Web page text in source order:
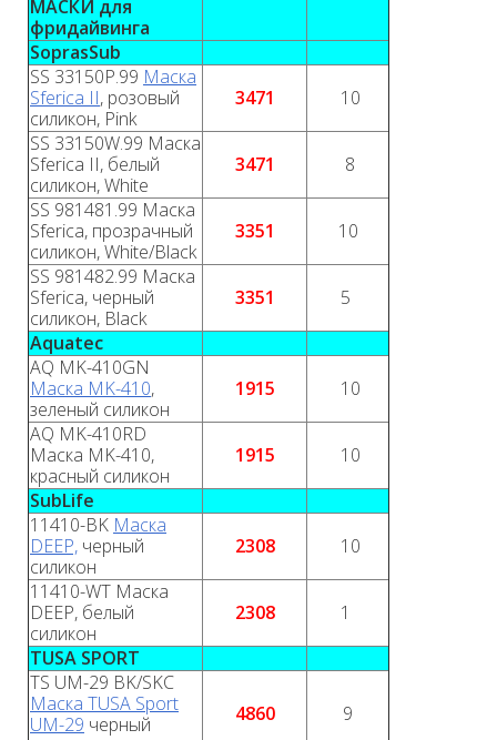
МАСКИ для
фридайвинга
SoprasSub
SS 33150P.99 Маска
Sferica II, розовый
силикон, Pink
3471
10
SS 33150W.99 Маска
Sferica II, белый
силикон, White
3471
8
SS 981481.99 Маска
Sferica, прозрачный
силикон, White/Black
3351
10
SS 981482.99 Маска
Sferica, черный
силикон, Black
3351
5
Aquatec
AQ MK-410GN
Маска MK-410,
зеленый силикон
1915
10
AQ MK-410RD
Маска MK-410,
красный силикон
1915
10
SubLife
11410-BK Маска
DEEP, черный
силикон
2308
10
11410-WT Маска
DEEP, белый
силикон
2308
1
TUSA SPORT
TS UM-29 BK/SKC
Маска TUSA Sport
UM-29 черный
4860 9